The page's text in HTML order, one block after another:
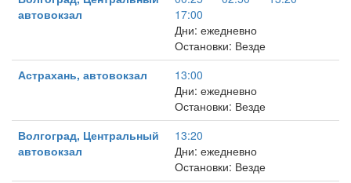
автовокзал
17:00
Дни: ежедневно
Остановки: Везде
Астрахань, автовокзал
13:00
Дни: ежедневно
Остановки: Везде
Волгоград, Центральный
автовокзал
13:20
Дни: ежедневно
Остановки: Везде